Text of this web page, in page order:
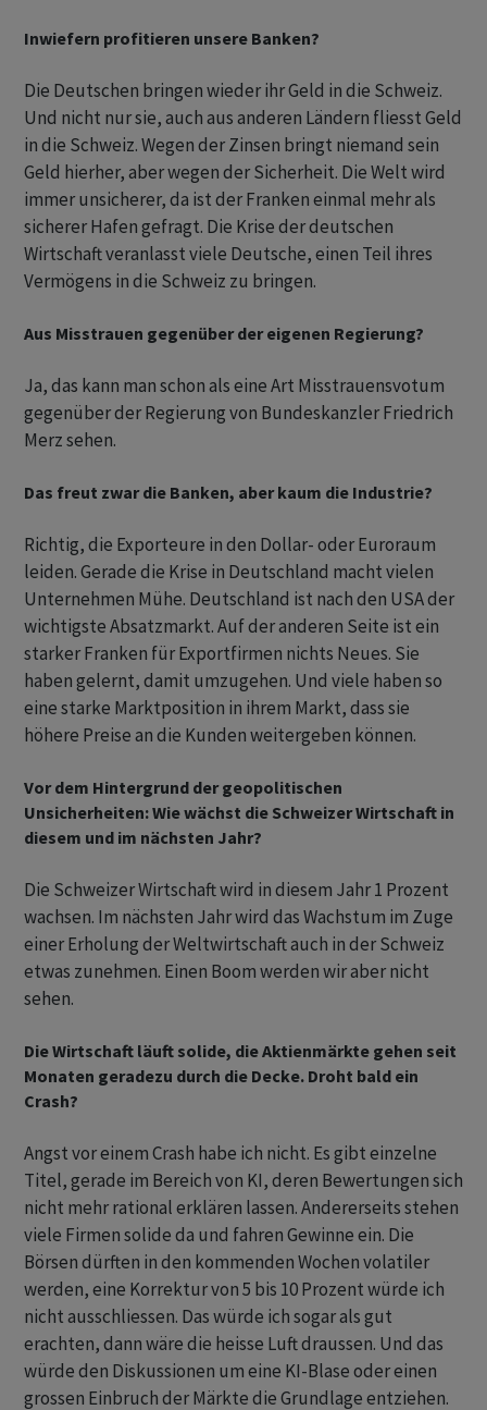
Inwiefern profitieren unsere Banken?
Die Deutschen bringen wieder ihr Geld in die Schweiz.
Und nicht nur sie, auch aus anderen Ländern fliesst Geld
in die Schweiz. Wegen der Zinsen bringt niemand sein
Geld hierher, aber wegen der Sicherheit. Die Welt wird
immer unsicherer, da ist der Franken einmal mehr als
sicherer Hafen gefragt. Die Krise der deutschen
Wirtschaft veranlasst viele Deutsche, einen Teil ihres
Vermögens in die Schweiz zu bringen.
Aus Misstrauen gegenüber der eigenen Regierung?
Ja, das kann man schon als eine Art Misstrauensvotum
gegenüber der Regierung von Bundeskanzler Friedrich
Merz sehen.
Das freut zwar die Banken, aber kaum die Industrie?
Richtig, die Exporteure in den Dollar- oder Euroraum
leiden. Gerade die Krise in Deutschland macht vielen
Unternehmen Mühe. Deutschland ist nach den USA der
wichtigste Absatzmarkt. Auf der anderen Seite ist ein
starker Franken für Exportfirmen nichts Neues. Sie
haben gelernt, damit umzugehen. Und viele haben so
eine starke Marktposition in ihrem Markt, dass sie
höhere Preise an die Kunden weitergeben können.
Vor dem Hintergrund der geopolitischen
Unsicherheiten: Wie wächst die Schweizer Wirtschaft in
diesem und im nächsten Jahr?
Die Schweizer Wirtschaft wird in diesem Jahr 1 Prozent
wachsen. Im nächsten Jahr wird das Wachstum im Zuge
einer Erholung der Weltwirtschaft auch in der Schweiz
etwas zunehmen. Einen Boom werden wir aber nicht
sehen.
Die Wirtschaft läuft solide, die Aktienmärkte gehen seit
Monaten geradezu durch die Decke. Droht bald ein
Crash?
Angst vor einem Crash habe ich nicht. Es gibt einzelne
Titel, gerade im Bereich von KI, deren Bewertungen sich
nicht mehr rational erklären lassen. Andererseits stehen
viele Firmen solide da und fahren Gewinne ein. Die
Börsen dürften in den kommenden Wochen volatiler
werden, eine Korrektur von 5 bis 10 Prozent würde ich
nicht ausschliessen. Das würde ich sogar als gut
erachten, dann wäre die heisse Luft draussen. Und das
würde den Diskussionen um eine KI-Blase oder einen
grossen Einbruch der Märkte die Grundlage entziehen.